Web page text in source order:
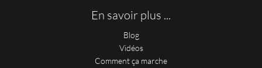
En savoir plus ...
Blog
Vidéos
Comment ça marche